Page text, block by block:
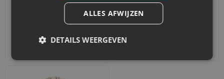
Accessoires en decoraties
ALLES AFWIJZEN
DETAILS WEERGEVEN